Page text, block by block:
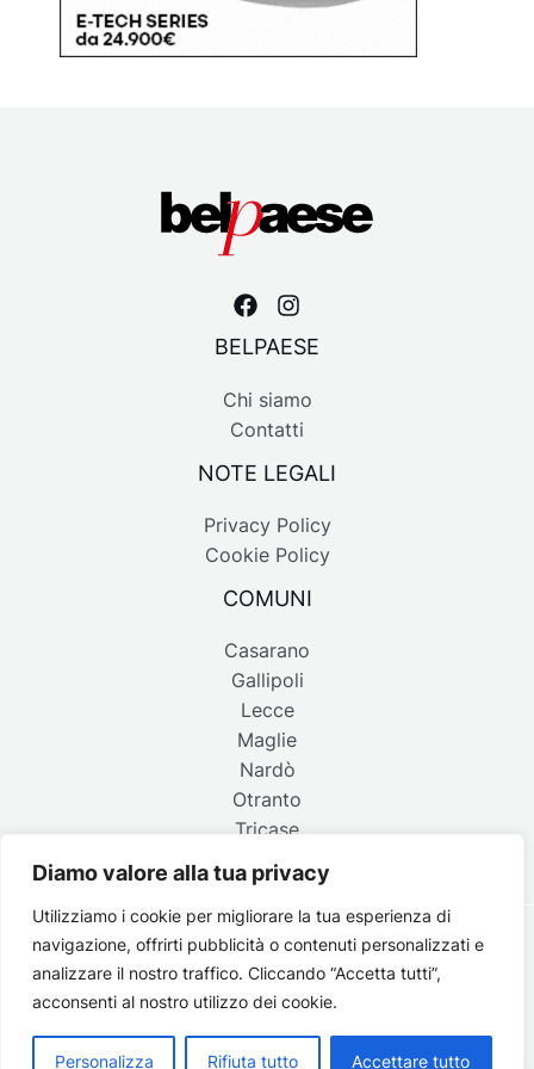
Diamo valore alla tua privacy
Utilizziamo i cookie per migliorare la tua esperienza di
navigazione, offrirti pubblicità o contenuti personalizzati e
analizzare il nostro traffico. Cliccando “Accetta tutti”,
acconsenti al nostro utilizzo dei cookie.
Personalizza Rifiuta tutto Accettare tutto
BELPAESE
Chi siamo
Contatti
NOTE LEGALI
Privacy Policy
Cookie Policy
COMUNI
Casarano
Gallipoli
Lecce
Maglie
Nardò
Otranto
Tricase
Copyright © 2026 Belpaese | Periodico d'informazione del
Salento - P.IVA 4637850753 - Testata registrata il 18 gennaio